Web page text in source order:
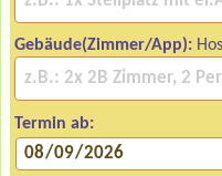
Gebäude(Zimmer/App):
Termin ab: